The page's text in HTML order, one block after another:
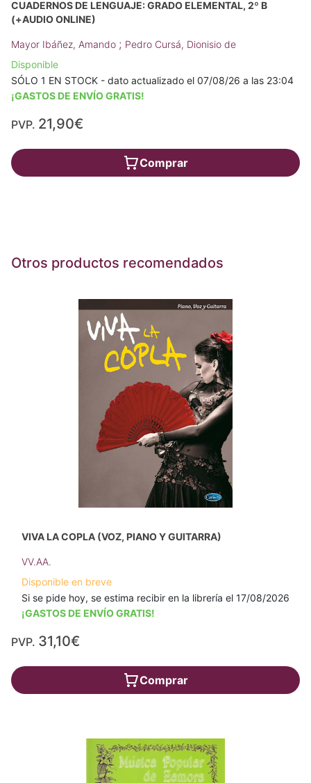
CUADERNOS DE LENGUAJE: GRADO ELEMENTAL, 2º B
(+AUDIO ONLINE)
Mayor Ibáñez, Amando ; Pedro Cursá, Dionisio de
Disponible
SÓLO 1 EN STOCK - dato actualizado el 07/08/26 a las 23:04
¡GASTOS DE ENVÍO GRATIS!
PVP. 21,90€
Comprar
Otros productos recomendados
VIVA LA COPLA (VOZ, PIANO Y GUITARRA)
VV.AA.
Disponible en breve
Si se pide hoy, se estima recibir en la librería el 17/08/2026
¡GASTOS DE ENVÍO GRATIS!
PVP. 31,10€
Comprar